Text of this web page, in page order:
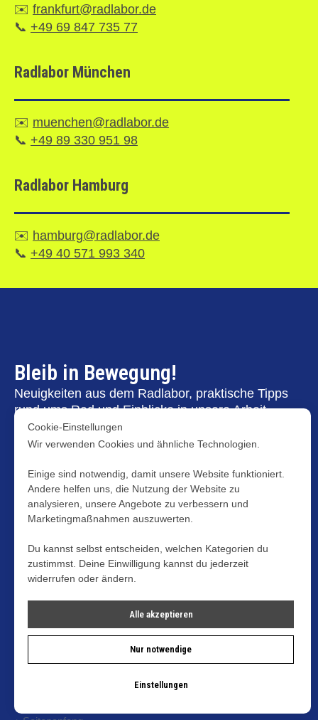
✉️ frankfurt@radlabor.de
📞 +49 69 847 735 77
Radlabor München
✉️ muenchen@radlabor.de
📞 +49 89 330 951 98
Radlabor Hamburg
✉️ hamburg@radlabor.de
📞 +49 40 571 993 340
Bleib in Bewegung!
Neuigkeiten aus dem Radlabor, praktische Tipps
rund ums Rad und Einblicke in unsere Arbeit –
direkt in dein Postfach. Persönlich, relevant und
nur dann, wenn es wirklich etwas zu erzählen gibt.
Über uns
Einblicke
Kooperationen
AGB
Cookie-Einstellungen
Wir verwenden Cookies und ähnliche Technologien.
Einige sind notwendig, damit unsere Website funktioniert.
Andere helfen uns, die Nutzung der Website zu
analysieren, unsere Angebote zu verbessern und
Marketingmaßnahmen auszuwerten.
Du kannst selbst entscheiden, welchen Kategorien du
zustimmst. Deine Einwilligung kannst du jederzeit
widerrufen oder ändern.
Alle akzeptieren
Nur notwendige
Einstellungen